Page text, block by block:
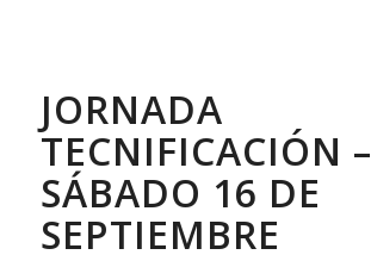
JORNADA
TECNIFICACIÓN –
SÁBADO 16 DE
SEPTIEMBRE